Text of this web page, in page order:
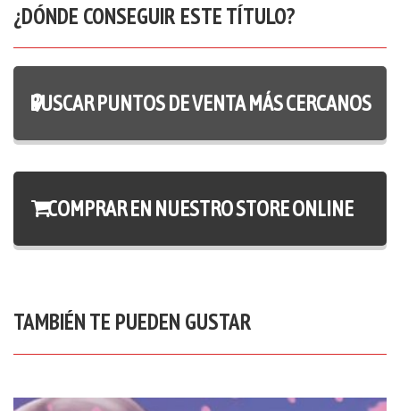
¿DÓNDE CONSEGUIR ESTE TÍTULO?
BUSCAR PUNTOS DE VENTA MÁS CERCANOS
COMPRAR EN NUESTRO STORE ONLINE
TAMBIÉN TE PUEDEN GUSTAR